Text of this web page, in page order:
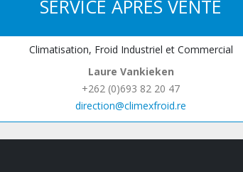
SERVICE APRÈS VENTE
Climatisation, Froid Industriel et Commercial
Laure Vankieken
+262 (0)693 82 20 47
direction@climexfroid.re